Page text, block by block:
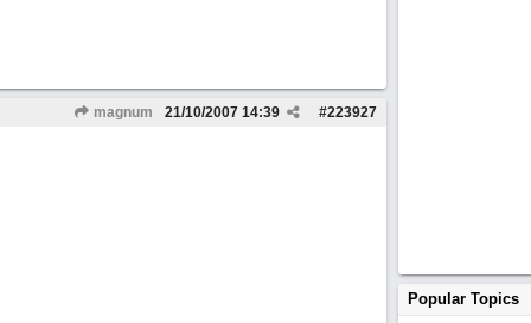
magnum #223927
21/10/2007 14:39
Popular Topics